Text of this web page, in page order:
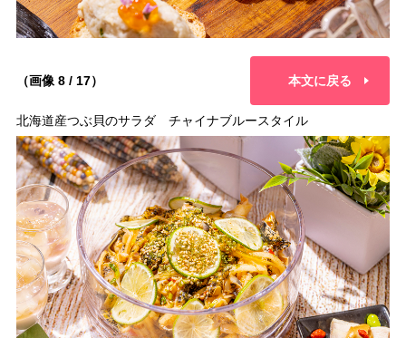
（画像 8 / 17） 本文に戻る
北海道産つぶ貝のサラダ チャイナブルースタイル